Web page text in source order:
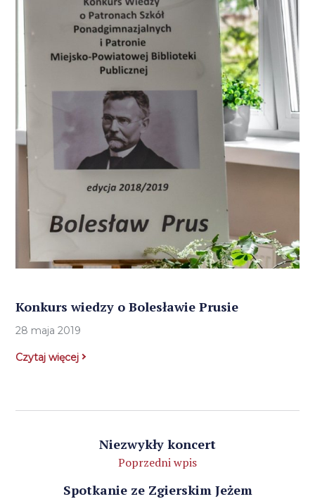
Konkurs wiedzy o Bolesławie Prusie
28 maja 2019
Czytaj więcej
Niezwykły koncert
Poprzedni wpis
Spotkanie ze Zgierskim Jeżem